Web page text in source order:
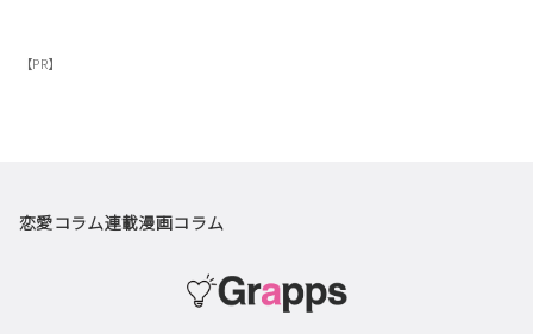
【PR】
恋愛コラム連載漫画コラム